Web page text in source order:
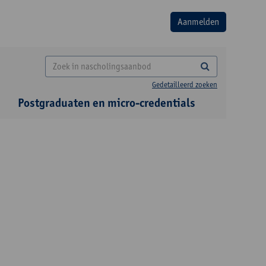
Gedetailleerd zoeken
Postgraduaten en micro-credentials